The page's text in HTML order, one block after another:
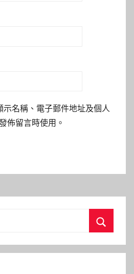
示名稱、電子郵件地址及個人
佈留言時使用。